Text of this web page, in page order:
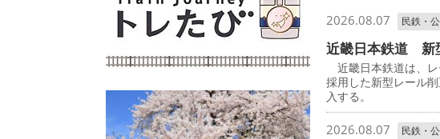
2026.08.07 民鉄・
近畿日本鉄道 新
近畿日本鉄道は、
採用した新型レール
入する。
2026.08.07 民鉄・